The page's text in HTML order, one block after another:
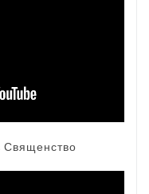
Священство